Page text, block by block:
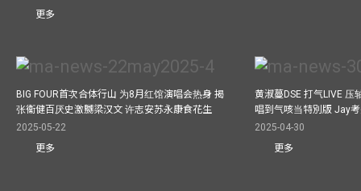
更多
BIG FOUR首次合体行山 为8月红馆演唱会热身 揭
张衞健百厌史激嬲梁汉文 许志安苏永康食花生
2025-05-22
更多
黄淑蔓DSE 打气LIVE 压
唱到气咳当特別版 Jay
2025-04-30
更多